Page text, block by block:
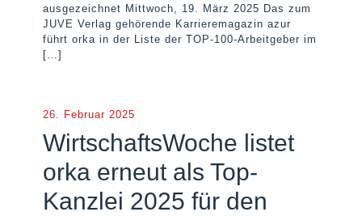
ausgezeichnet Mittwoch, 19. März 2025 Das zum
JUVE Verlag gehörende Karrieremagazin azur
führt orka in der Liste der TOP-100-Arbeitgeber im
[…]
26. Februar 2025
WirtschaftsWoche listet
orka erneut als Top-
Kanzlei 2025 für den